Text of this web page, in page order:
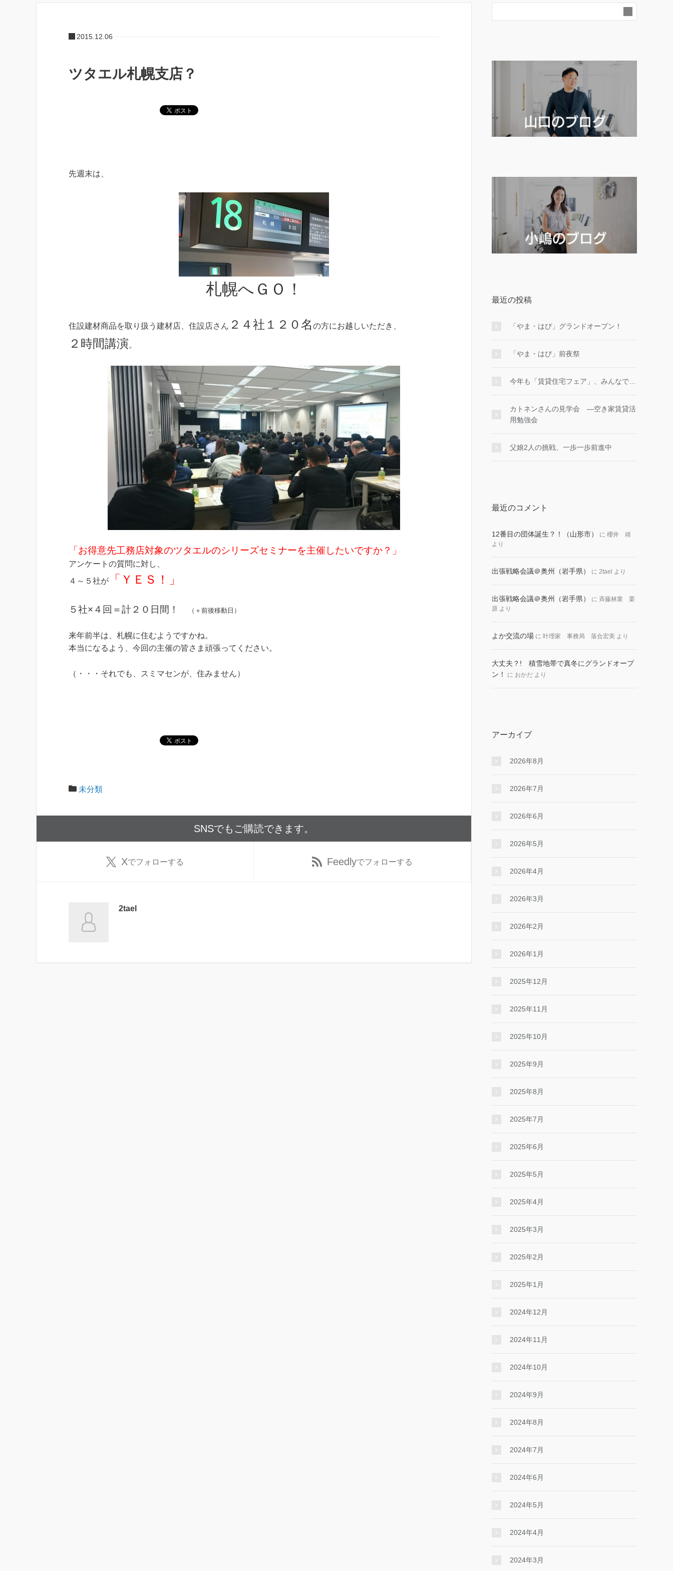
2015.12.06
ツタエル札幌支店？
先週末は、
札幌へＧＯ！
住設建材商品を取り扱う建材店、住設店さん ２４社１２０名 の方にお越しいただき、
２時間講演。
「お得意先工務店対象のツタエルのシリーズセミナーを主催したいですか？」
アンケートの質問に対し、
４～５社が
「ＹＥＳ！」
５社×４回＝計２０日間！ （＋前後移動日）
来年前半は、札幌に住むようですかね。
本当になるよう、今回の主催の皆さま頑張ってください。
（・・・それでも、スミマセンが、住みません）
未分類
SNSでもご購読できます。
Xでフォローする Feedlyでフォローする
2tael
最近の投稿
「やま・はぴ」グランドオープン！
「やま・はぴ」前夜祭
今年も「賃貸住宅フェア」、みんなで…
カトネンさんの見学会 ―空き家賃貸活
用勉強会
父娘2人の挑戦、一歩一歩前進中
最近のコメント
12番目の団体誕生？！（山形市） に 櫻井 靖
より
出張戦略会議＠奥州（岩手県） に 2tael より
出張戦略会議＠奥州（岩手県） に 斉藤林業 栗
原 より
よか交流の場 に 叶理家 事務局 落合宏美 より
大丈夫？! 積雪地帯で真冬にグランドオープ
ン！
に おかだ より
アーカイブ
2026年8月
2026年7月
2026年6月
2026年5月
2026年4月
2026年3月
2026年2月
2026年1月
2025年12月
2025年11月
2025年10月
2025年9月
2025年8月
2025年7月
2025年6月
2025年5月
2025年4月
2025年3月
2025年2月
2025年1月
2024年12月
2024年11月
2024年10月
2024年9月
2024年8月
2024年7月
2024年6月
2024年5月
2024年4月
2024年3月